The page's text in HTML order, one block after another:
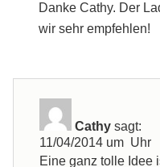
Danke Cathy. Der
wir sehr empfehlen!
Cathy sagt:
11/04/2014 um Uhr
Eine ganz tolle Idee